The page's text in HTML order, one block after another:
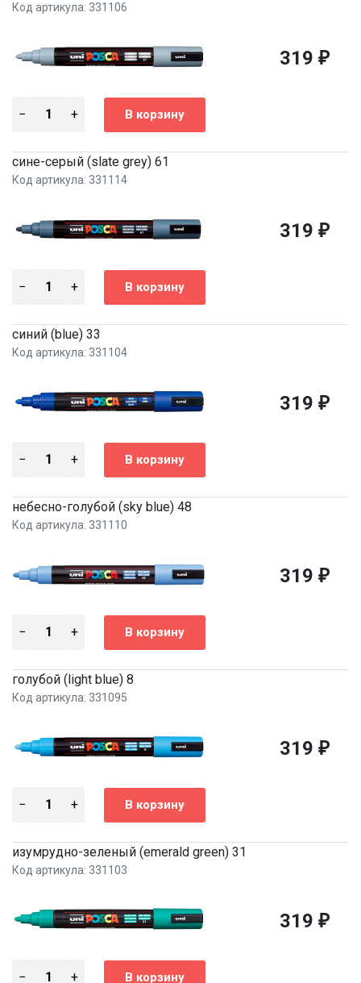
Код артикула: 331106
319 ₽
сине-серый (slate grey) 61
Код артикула: 331114
319 ₽
синий (blue) 33
Код артикула: 331104
319 ₽
небесно-голубой (sky blue) 48
Код артикула: 331110
319 ₽
голубой (light blue) 8
Код артикула: 331095
319 ₽
изумрудно-зеленый (emerald green) 31
Код артикула: 331103
319 ₽